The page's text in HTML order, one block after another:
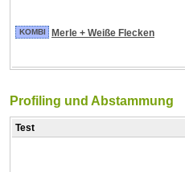
KOMBI Merle + Weiße Flecken
Profiling und Abstammung
Test